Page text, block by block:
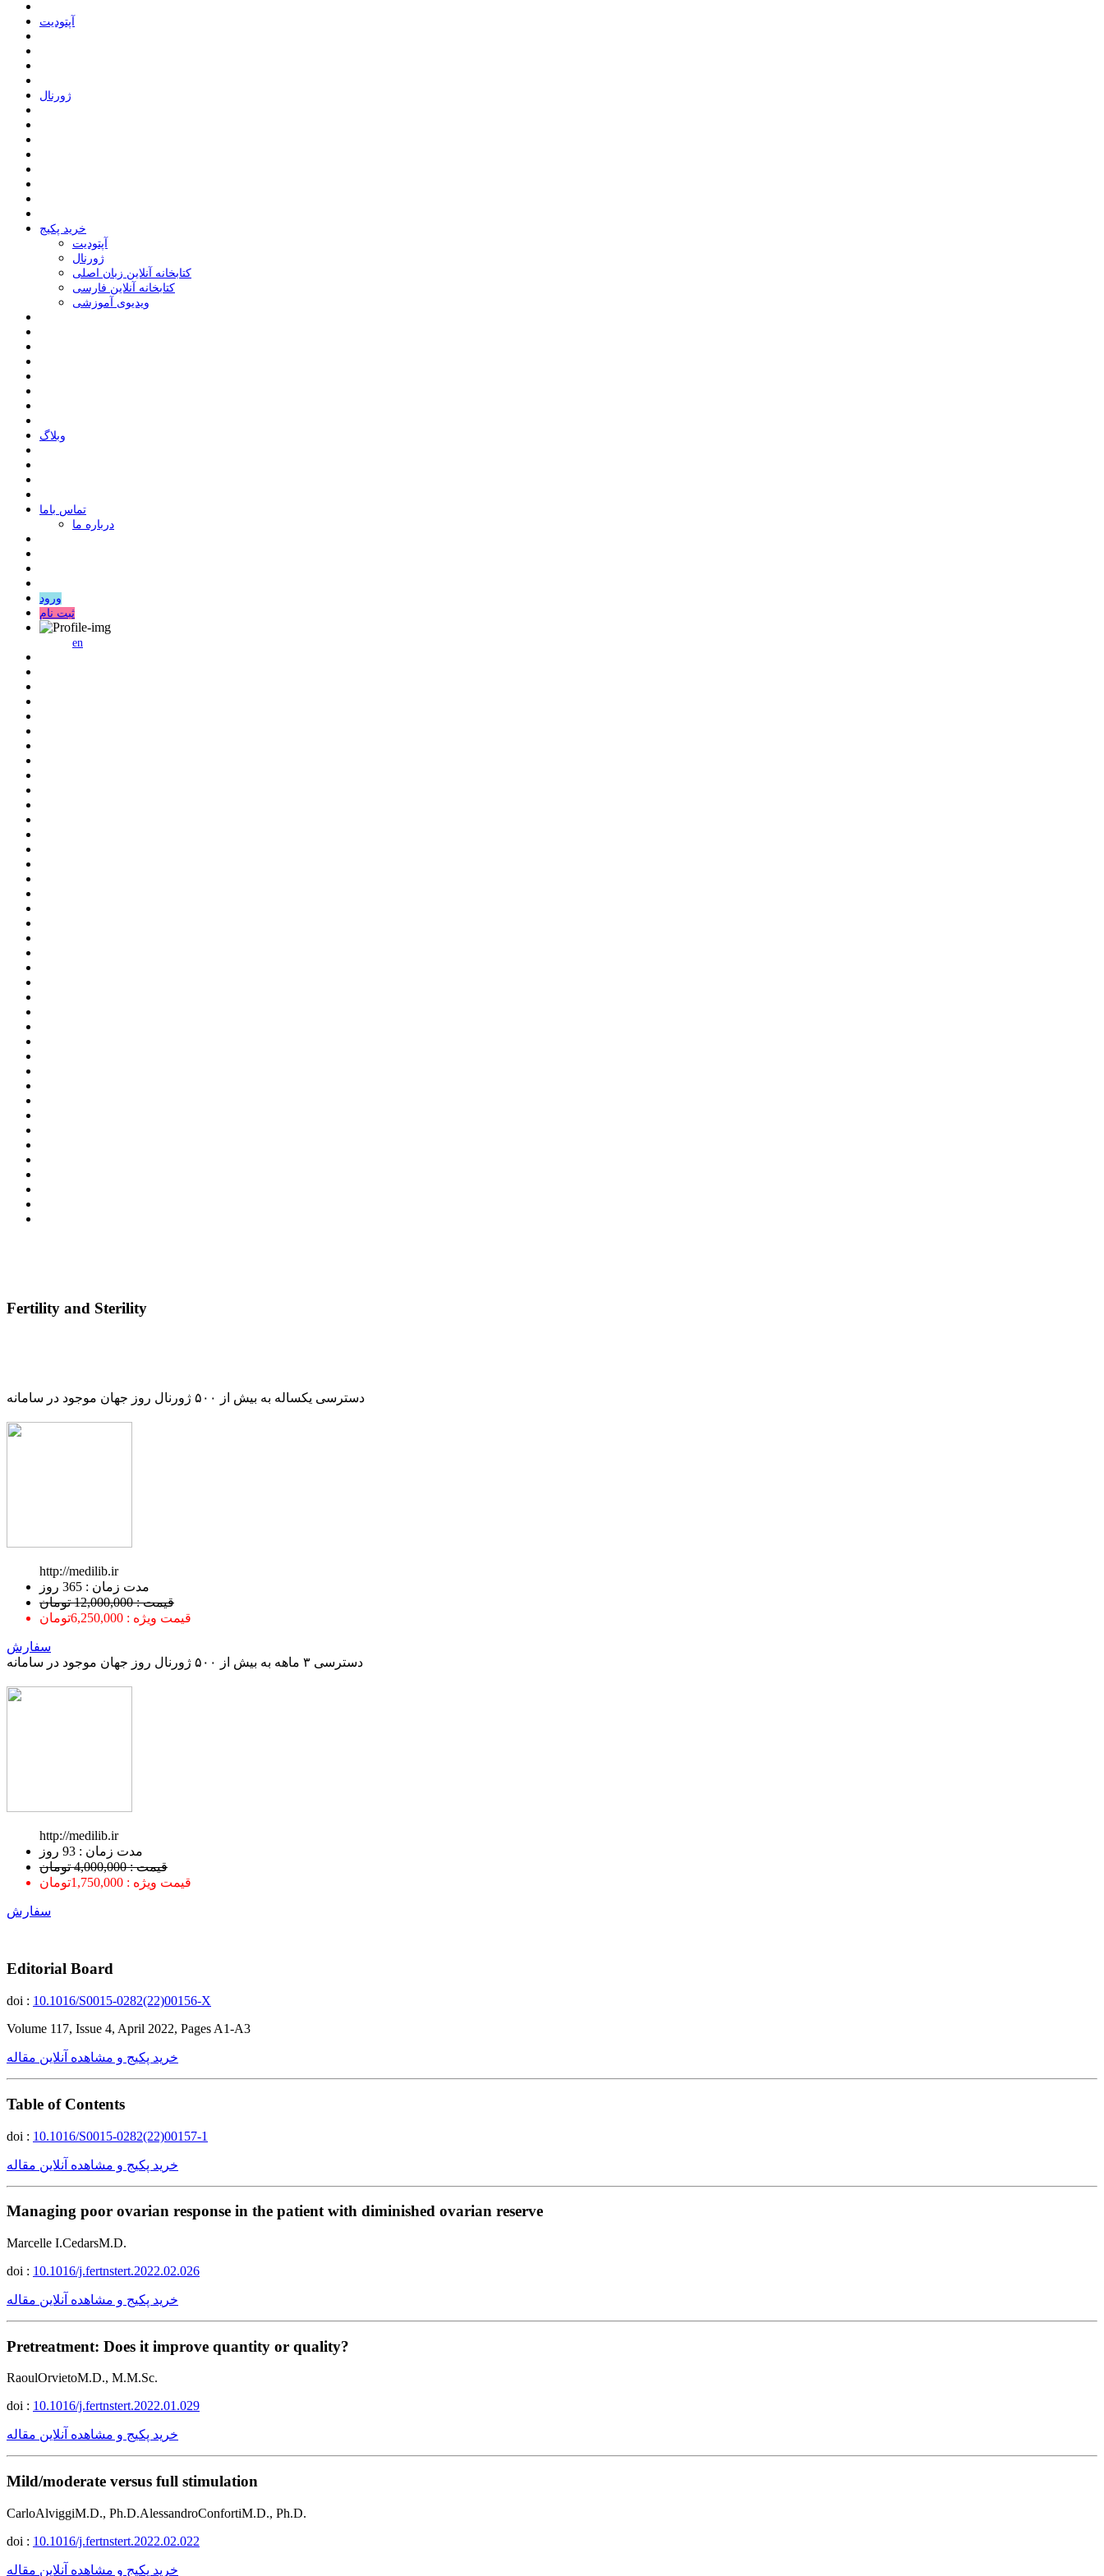
ﺁﭘﺘﻮﺩﯾﺖ
ﮊﻭﺭﻧﺎﻝ
خرید پکیج
ﺁﭘﺘﻮﺩﯾﺖ
ﮊﻭﺭﻧﺎﻝ
کتابخانه آنلاین زبان اصلی
کتابخانه آنلاین فارسی
ویدیوی آموزشی
وبلاگ
ﺗﻤﺎﺱ ﺑﺎﻣﺎ
درباره ما
ورود
ثبت نام
en
Fertility and Sterility
دسترسی یکساله به بیش از ۵۰۰ ژورنال روز جهان موجود در سامانه
http://medilib.ir
ﻣﺪﺕ ﺯﻣﺎﻥ : 365 ﺭﻭﺯ
قیمت : 12,000,000 تومان
قیمت ویژه : 6,250,000تومان
سفارش
دسترسی ۳ ماهه به بیش از ۵۰۰ ژورنال روز جهان موجود در سامانه
http://medilib.ir
ﻣﺪﺕ ﺯﻣﺎﻥ : 93 ﺭﻭﺯ
قیمت : 4,000,000 تومان
قیمت ویژه : 1,750,000تومان
سفارش
Editorial Board
doi : 10.1016/S0015-0282(22)00156-X
Volume 117, Issue 4, April 2022, Pages A1-A3
خرید پکیج و مشاهده آنلاین مقاله
Table of Contents
doi : 10.1016/S0015-0282(22)00157-1
خرید پکیج و مشاهده آنلاین مقاله
Managing poor ovarian response in the patient with diminished ovarian reserve
Marcelle I.CedarsM.D.
doi : 10.1016/j.fertnstert.2022.02.026
خرید پکیج و مشاهده آنلاین مقاله
Pretreatment: Does it improve quantity or quality?
RaoulOrvietoM.D., M.M.Sc.
doi : 10.1016/j.fertnstert.2022.01.029
خرید پکیج و مشاهده آنلاین مقاله
Mild/moderate versus full stimulation
CarloAlviggiM.D., Ph.D.AlessandroConfortiM.D., Ph.D.
doi : 10.1016/j.fertnstert.2022.02.022
خرید پکیج و مشاهده آنلاین مقاله